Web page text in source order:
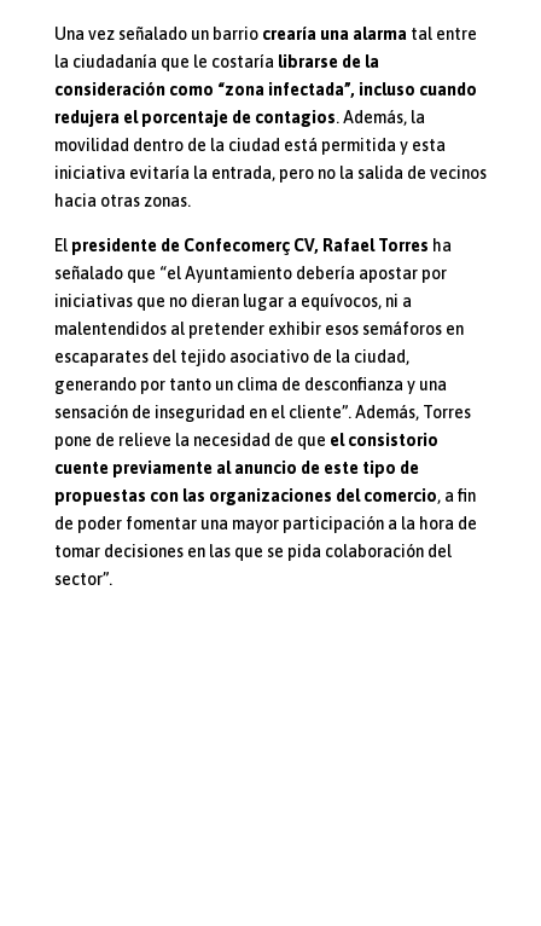
Una vez señalado un barrio crearía una alarma tal entre
la ciudadanía que le costaría librarse de la
consideración como “zona infectada”, incluso cuando
redujera el porcentaje de contagios. Además, la
movilidad dentro de la ciudad está permitida y esta
iniciativa evitaría la entrada, pero no la salida de vecinos
hacia otras zonas.
El presidente de Confecomerç CV, Rafael Torres ha
señalado que “el Ayuntamiento debería apostar por
iniciativas que no dieran lugar a equívocos, ni a
malentendidos al pretender exhibir esos semáforos en
escaparates del tejido asociativo de la ciudad,
generando por tanto un clima de desconfianza y una
sensación de inseguridad en el cliente”. Además, Torres
pone de relieve la necesidad de que el consistorio
cuente previamente al anuncio de este tipo de
propuestas con las organizaciones del comercio, a fin
de poder fomentar una mayor participación a la hora de
tomar decisiones en las que se pida colaboración del
sector”.